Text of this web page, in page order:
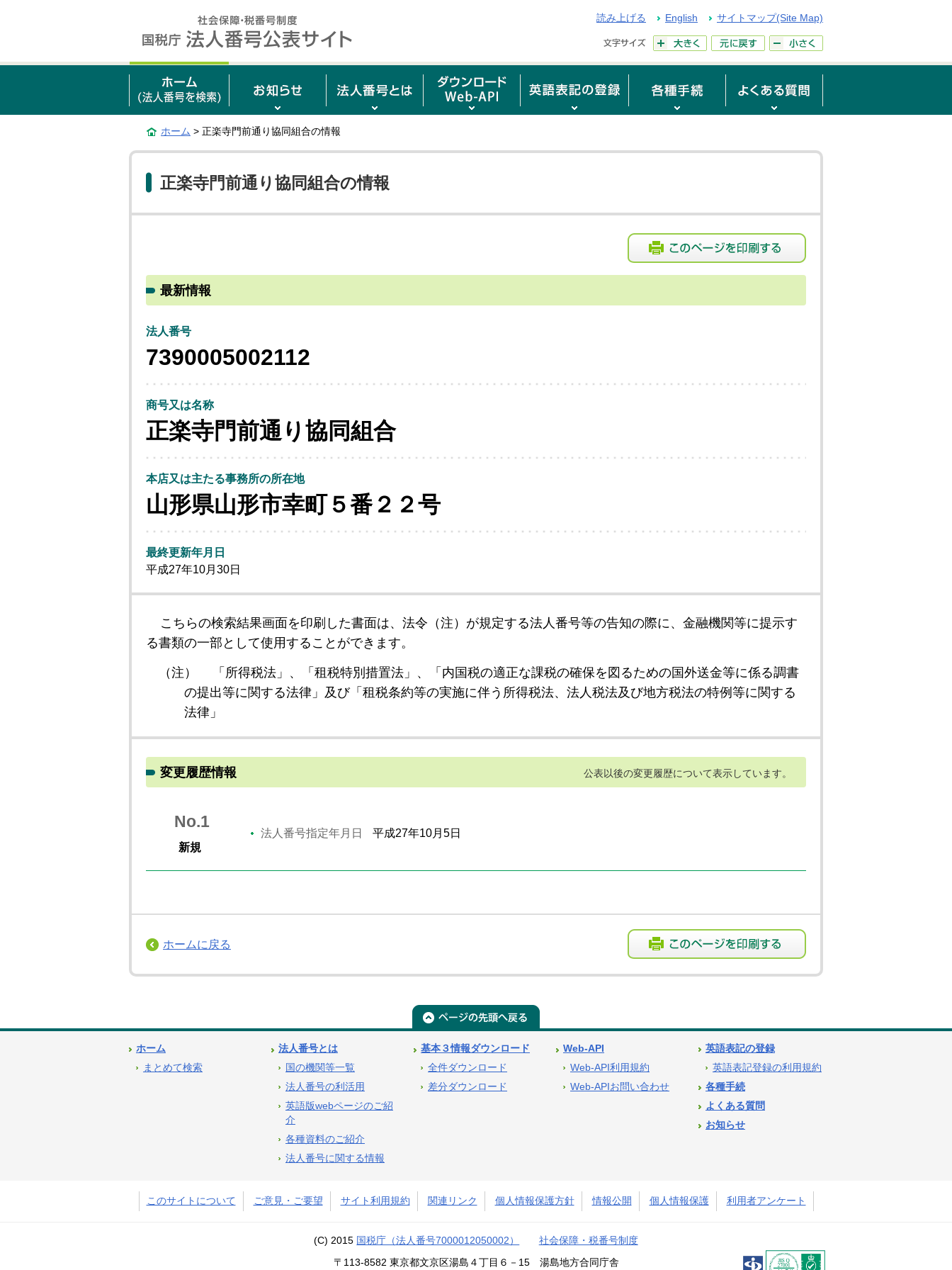
読み上げる English サイトマップ(Site Map)
ホーム > 正楽寺門前通り協同組合の情報
正楽寺門前通り協同組合の情報
最新情報
法人番号
7390005002112
商号又は名称
正楽寺門前通り協同組合
本店又は主たる事務所の所在地
山形県山形市幸町５番２２号
最終更新年月日
平成27年10月30日
こちらの検索結果画面を印刷した書面は、法令（注）が規定する法人番号等の告知の際に、金融機関等に提示す
る書類の一部として使用することができます。
（注）
「所得税法」、「租税特別措置法」、「内国税の適正な課税の確保を図るための国外送金等に係る調書
の提出等に関する法律」及び「租税条約等の実施に伴う所得税法、法人税法及び地方税法の特例等に関する
法律」
変更履歴情報 公表以後の変更履歴について表示しています。
No.1
新規
法人番号指定年月日 平成27年10月5日
ホームに戻る
ホーム
まとめて検索
法人番号とは
国の機関等一覧
法人番号の利活用
英語版webページのご紹
介
各種資料のご紹介
法人番号に関する情報
基本３情報ダウンロード
全件ダウンロード
差分ダウンロード
Web-API
Web-API利用規約
Web-APIお問い合わせ
英語表記の登録
英語表記登録の利用規約
各種手続
よくある質問
お知らせ
このサイトについて ご意見・ご要望 サイト利用規約 関連リンク 個人情報保護方針 情報公開 個人情報保護 利用者アンケート
(C) 2015 国税庁（法人番号7000012050002） 社会保障・税番号制度
〒113-8582 東京都文京区湯島４丁目６－15 湯島地方合同庁舎